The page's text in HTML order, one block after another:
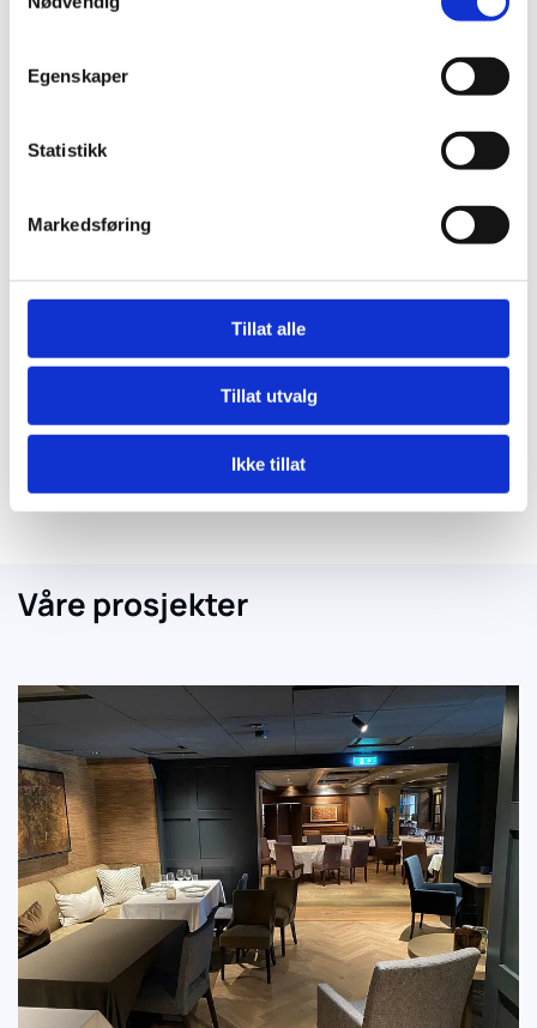
Egenskaper
Statistikk
Markedsføring
Tillat alle
Tillat utvalg
Ikke tillat
Det er krav til regelmessig energivurdering av
energivurdering av tekniske anlegg er å
stimulere til energieffektivitet gjennom god
installasjon, drift og vedlikehold av anleggene.
Les mer...
Våre prosjekter